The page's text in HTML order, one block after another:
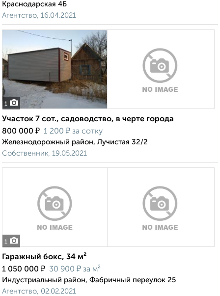
Краснодарская 4Б
Агентство, 16.04.2021
1
Участок 7 сот., садоводство, в черте города
800 000 ₽ 1 200 ₽ за сотку
Железнодорожный район, Лучистая 32/2
Собственник, 19.05.2021
1
Гаражный бокс, 34 м²
1 050 000 ₽ 30 900 ₽ за м²
Индустриальный район, Фабричный переулок 25
Агентство, 02.02.2021